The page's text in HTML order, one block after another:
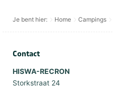
Je bent hier: Home Campings
Contact
HISWA-RECRON
Storkstraat 24